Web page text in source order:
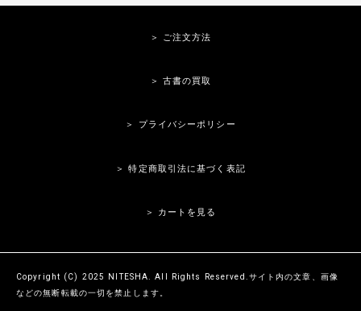
＞ ご注文方法
＞ 古書の買取
＞ プライバシーポリシー
＞ 特定商取引法に基づく表記
＞ カートを見る
Copyright (C) 2025 NITESHA. All Rights Reserved.サイト内の文章、画像
などの無断転載の一切を禁止します。